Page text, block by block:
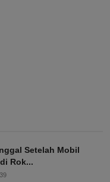
Setelah Mobil
Rok...
39